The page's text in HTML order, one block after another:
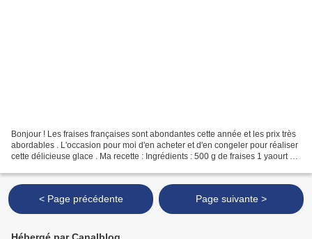
Bonjour ! Les fraises françaises sont abondantes cette année et les prix très
abordables . L'occasion pour moi d'en acheter et d'en congeler pour réaliser
cette délicieuse glace . Ma recette : Ingrédients : 500 g de fraises 1 yaourt à
< Page précédente Page suivante >